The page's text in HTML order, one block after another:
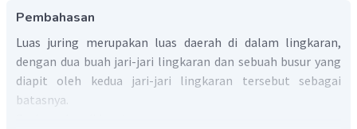
Pembahasan
Luas juring merupakan luas daerah di dalam lingkaran,
dengan dua buah jari-jari lingkaran dan sebuah busur yang
diapit oleh kedua jari-jari lingkaran tersebut sebagai
batasnya.